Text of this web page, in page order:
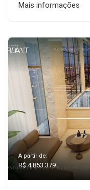
Mais informações
A partir de:
R$ 4.853.379